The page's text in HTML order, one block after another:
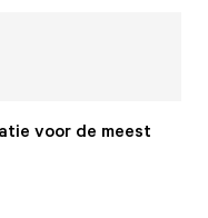
voor de meest